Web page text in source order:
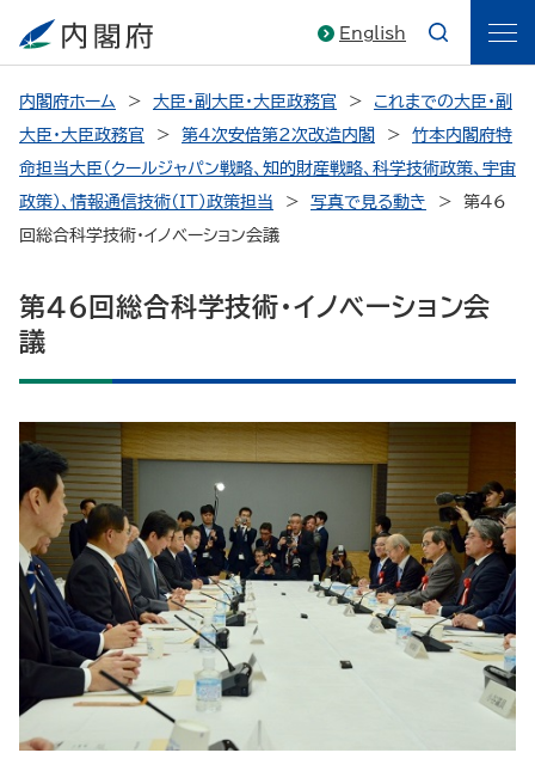
English
内閣府ホーム 大臣・副大臣・大臣政務官
これまでの大臣・副
大臣・大臣政務官
第4次安倍第2次改造内閣
竹本内閣府特
命担当大臣（クールジャパン戦略、知的財産戦略、科学技術政策、宇宙
政策）、情報通信技術（ＩＴ）政策担当
写真で見る動き
第46
回総合科学技術・イノベーション会議
第46回総合科学技術・イノベーション会
議